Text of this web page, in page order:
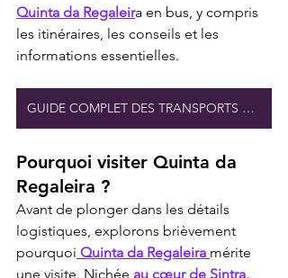
Quinta da Regaleira en bus, y compris
les itinéraires, les conseils et les
informations essentielles.
GUIDE COMPLET DES TRANSPORTS À QUINTA
Pourquoi visiter Quinta da
Regaleira ?
Avant de plonger dans les détails
logistiques, explorons brièvement
pourquoi Quinta da Regaleira mérite
une visite. Nichée au cœur de Sintra,